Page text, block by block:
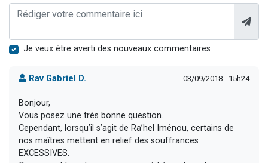
Je veux être averti des nouveaux commentaires
Rav Gabriel D. 03/09/2018 - 15h24
Bonjour,
Vous posez une très bonne question.
Cependant, lorsqu’il s’agit de Ra’hel Iménou, certains de
nos maîtres mettent en relief des souffrances
EXCESSIVES.